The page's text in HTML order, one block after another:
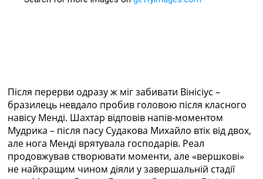
Після перерви одразу ж міг забивати Вінісіус –
бразилець невдало пробив головою після класного
навісу Менді. Шахтар відповів напів-моментом
Мудрика – після пасу Судакова Михайло втік від двох,
але нога Менді врятувала господарів. Реал
продовжував створювати моменти, але «вершкові»
не найкращим чином діяли у завершальній стадії